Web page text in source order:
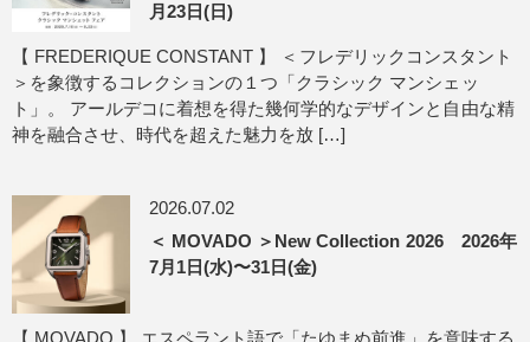
月23日(日)
【 FREDERIQUE CONSTANT 】 ＜フレデリックコンスタント
＞を象徴するコレクションの１つ「クラシック マンシェッ
ト」。 アールデコに着想を得た幾何学的なデザインと自由な精
神を融合させ、時代を超えた魅力を放 […]
2026.07.02
＜ MOVADO ＞New Collection 2026 2026年
7月1日(水)〜31日(金)
【 MOVADO 】 エスペラント語で「たゆまぬ前進」を意味する